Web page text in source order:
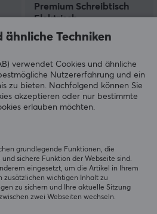
Premium Schreibtisch
Elektrisch
Höhenverstellbar
1600x700mm -
(4)
284.73 € (329.90 €)
ähnliche Techniken
verwendet Cookies und ähnliche
Nutzererfahrung und ein
zu bieten. Nachfolgend können Sie
akzeptieren oder nur bestimmte
erlauben möchten.
grundlegende Funktionen, die
sichere Funktion der Webseite sind.
eingesetzt, um die Artikel in Ihrem
zusätzlichen wichtigen Inhalt zu
zu sichern und Ihre aktuelle Sitzung
zwei Webseiten wechseln.